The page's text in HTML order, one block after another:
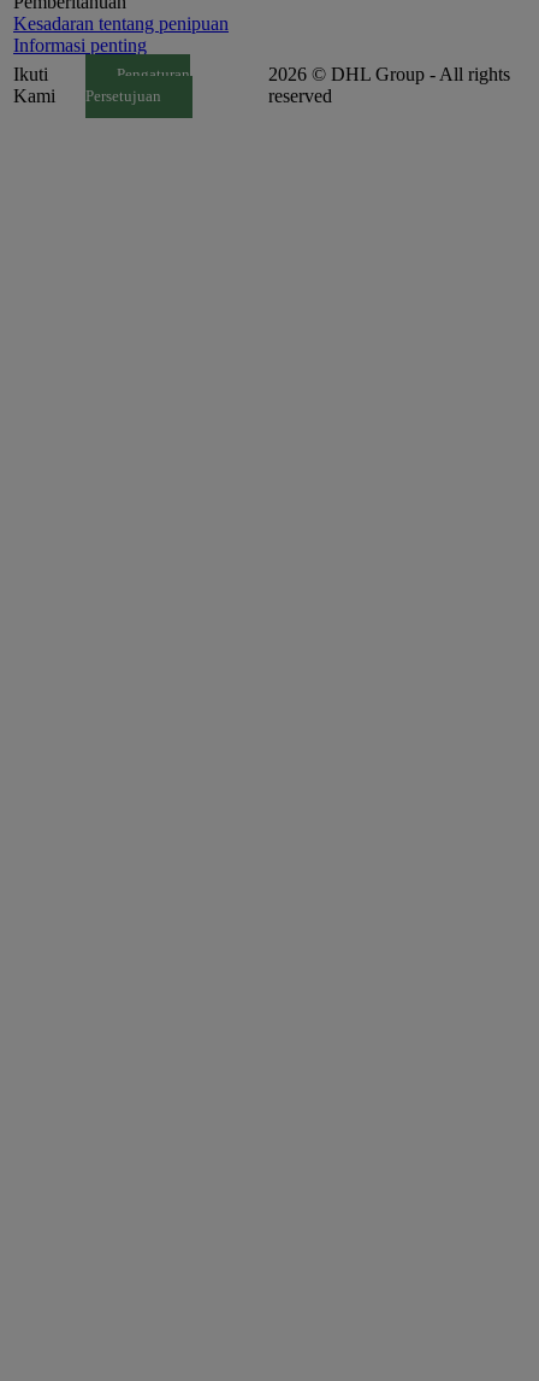
Kesadaran tentang penipuan
Informasi penting
Ikuti
Kami
Pengaturan
Persetujuan
2026 © DHL Group - All rights
reserved